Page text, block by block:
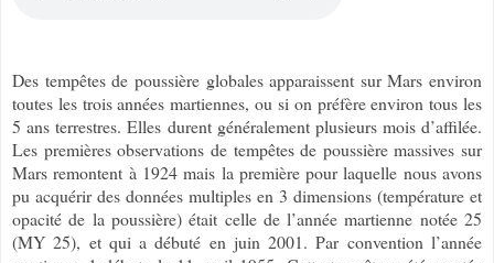
Des tempêtes de poussière globales apparaissent sur Mars environ
toutes les trois années martiennes, ou si on préfère environ tous les
5 ans terrestres. Elles durent généralement plusieurs mois d’affilée.
Les premières observations de tempêtes de poussière massives sur
Mars remontent à 1924 mais la première pour laquelle nous avons
pu acquérir des données multiples en 3 dimensions (température et
opacité de la poussière) était celle de l’année martienne notée 25
(MY 25), et qui a débuté en juin 2001. Par convention l’année